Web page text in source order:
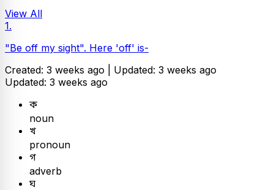
View All
1.
"Be off my sight". Here 'off' is-
Created: 3 weeks ago | Updated: 3 weeks ago
Updated: 3 weeks ago
ক
noun
খ
pronoun
গ
adverb
ঘ